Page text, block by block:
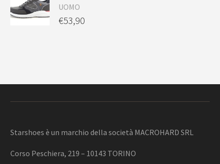
UOMO
€53,90
Starshoes è un marchio della società MACROHARD SRL
Corso Peschiera, 219 – 10143 TORINO